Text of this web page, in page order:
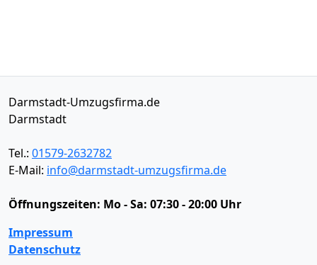
Darmstadt-Umzugsfirma.de
Darmstadt
Tel.: 01579-2632782
E-Mail: info@darmstadt-umzugsfirma.de
Öffnungszeiten: Mo - Sa: 07:30 - 20:00 Uhr
Impressum
Datenschutz